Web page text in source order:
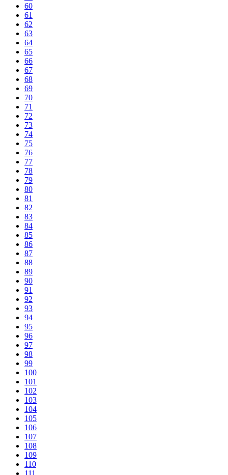
60
61
62
63
64
65
66
67
68
69
70
71
72
73
74
75
76
77
78
79
80
81
82
83
84
85
86
87
88
89
90
91
92
93
94
95
96
97
98
99
100
101
102
103
104
105
106
107
108
109
110